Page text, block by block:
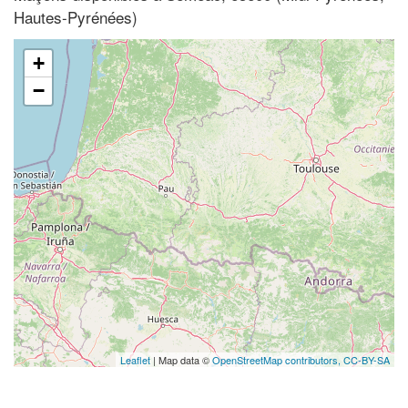
Hautes-Pyrénées)
+
−
Leaflet | Map data ©OpenStreetMap contributors, CC-BY-SA